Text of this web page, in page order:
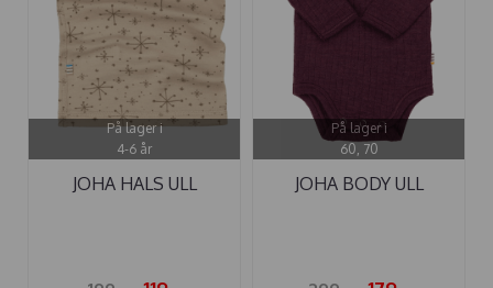
På lager i
4-6 år
JOHA HALS ULL
På lager i
60, 70
JOHA BODY ULL